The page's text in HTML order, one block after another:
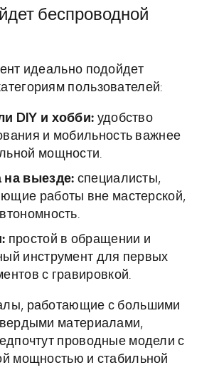
беспроводной
идеально подойдет
пользователей:
DIY и хобби: удобство
и мобильность важнее
мощности.
на выезде: специалисты,
работы вне мастерской,
простой в обращении и
инструмент для первых
с гравировкой.
работающие с большими
материалами,
проводные модели с
мощностью и стабильной